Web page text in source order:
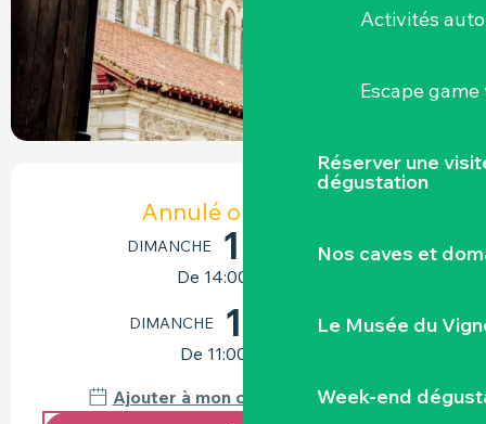
Activités
Escape
Réserver une
dégustation
Nos caves et
Le Musée du
Week-end
OUVERTURE ET COORDONNÉES
Annulé ou reporté
DIMANCHE 16
De 14:00 à 15:00
DIMANCHE 11 OCTOBRE
De 11:00 à 12:30
Ajouter à mon calendrier Google